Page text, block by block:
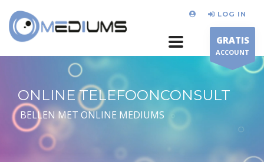
LOG IN
GRATIS
ACCOUNT
ONLINE TELEFOONCONSULT
BELLEN MET ONLINE MEDIUMS